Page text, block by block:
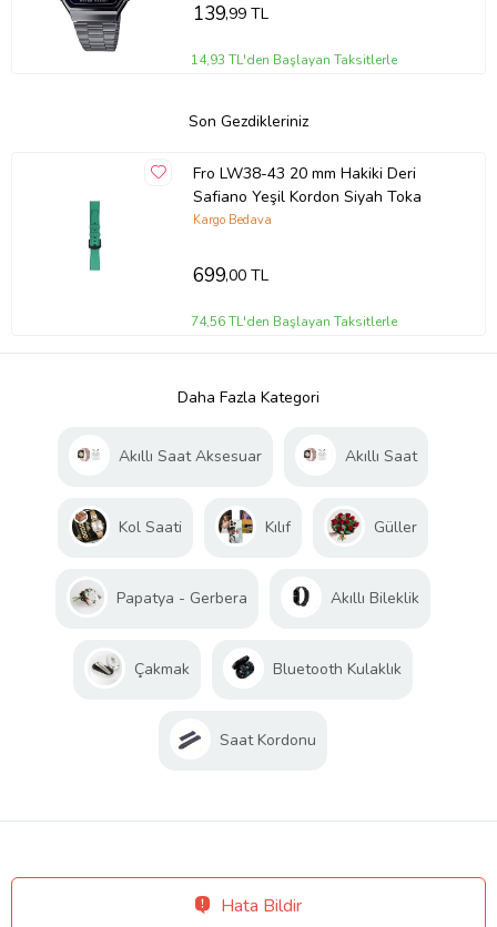
139,99 TL
14,93 TL'den Başlayan Taksitlerle
Son Gezdikleriniz
Fro LW38-43 20 mm Hakiki Deri
Safiano Yeşil Kordon Siyah Toka
Kargo Bedava
699,00 TL
74,56 TL'den Başlayan Taksitlerle
Daha Fazla Kategori
Akıllı Saat Aksesuar Akıllı Saat
Kol Saati Kılıf Güller
Papatya - Gerbera Akıllı Bileklik
Çakmak Bluetooth Kulaklık
Saat Kordonu
Hata Bildir